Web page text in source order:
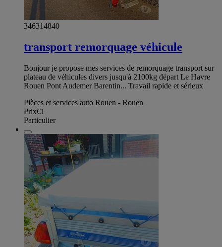
346314840
transport remorquage véhicule
Bonjour je propose mes services de remorquage transport sur
plateau de véhicules divers jusqu'à 2100kg départ Le Havre
Rouen Pont Audemer Barentin... Travail rapide et sérieux
Pièces et services auto Rouen - Rouen
Prix€1
Particulier